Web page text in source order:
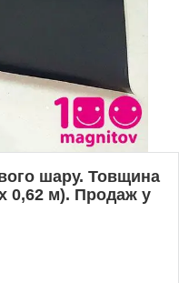
шару. Товщина
0,62 м). Продаж у